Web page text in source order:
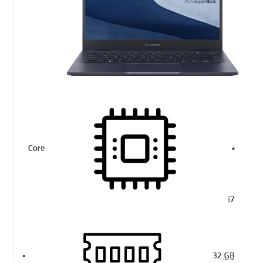
Core
i7
32GB